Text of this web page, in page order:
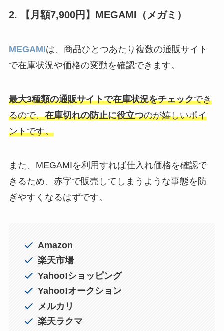
2. 【月額7,900円】MEGAMI（メガミ）
MEGAMIは、商品ひとつあたり複数の通販サイト
で在庫状況や価格の変動を確認できます。
最大3種類の通販サイトで在庫状況をチェックでき
るので、在庫切れの防止に役立つのが嬉しいポイ
ントです。
また、MEGAMIを利用すれば仕入れ価格を確認で
きるため、赤字で販売してしまうような事態を防
ぎやすくなるはずです。
Amazon
楽天市場
Yahoo!ショッピング
Yahoo!オークション
メルカリ
楽天ラクマ